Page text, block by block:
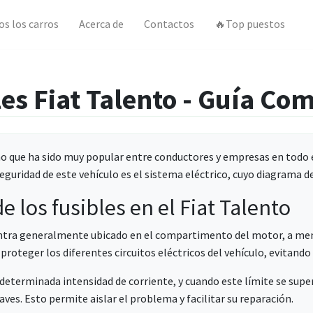
los carros Acerca de Contactos 🔥Top puestos
Fiat Talento - Guía
ha sido muy popular entre conductores y empresas en todo
de este vehículo es el sistema eléctrico, cuyo diagrama
los fusibles en el Fiat Talento
generalmente ubicado en el compartimento del motor, a
los diferentes circuitos eléctricos del vehículo,
intensidad de corriente, y cuando este límite se
Esto permite aislar el problema y facilitar su reparación.